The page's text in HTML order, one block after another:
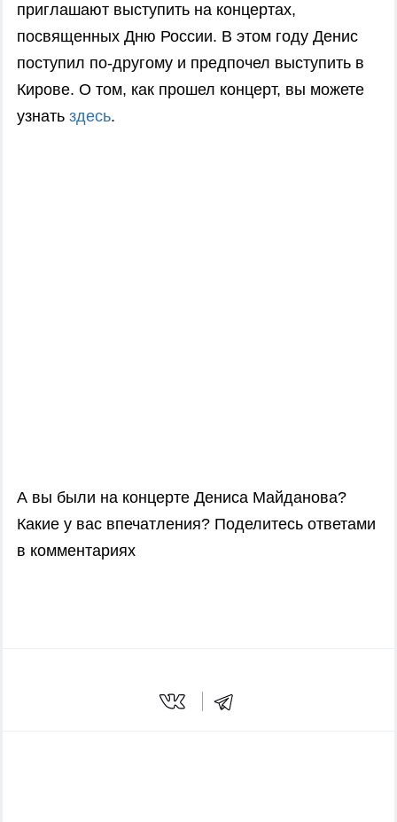
приглашают выступить на концертах,
посвященных Дню России. В этом году Денис
поступил по-другому и предпочел выступить в
Кирове. О том, как прошел концерт, вы можете
узнать здесь.
А вы были на концерте Дениса Майданова?
Какие у вас впечатления? Поделитесь ответами
в комментариях